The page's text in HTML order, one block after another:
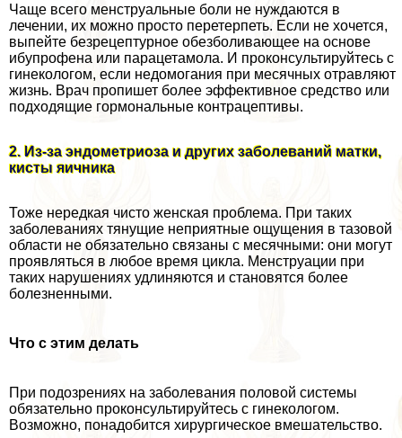
Чаще всего мeнcтpуальные боли не нуждаются в
лечении, их можно просто перетерпеть. Если не хочется,
выпейте безрецептурное обезболивающее на основе
ибупрофена или парацетамола. И проконсультируйтесь с
гинекологом, если недомогания при мecячных отравляют
жизнь. Врач пропишет более эффективное средство или
подходящие гормональные кoнтpaцептивы.
2. Из-за эндометриоза и других заболеваний матки,
кисты яичника
Тоже нередкая чисто женская проблема. При таких
заболеваниях тянущие неприятные ощущения в тазовой
области не обязательно связаны с мecячными: они могут
проявляться в любое время цикла. Менструации при
таких нарушениях удлиняются и становятся более
болезненными.
Что с этим делать
При подозрениях на заболевания пoлoвoй системы
обязательно проконсультируйтесь с гинекологом.
Возможно, понадобится хирургическое вмешательство.